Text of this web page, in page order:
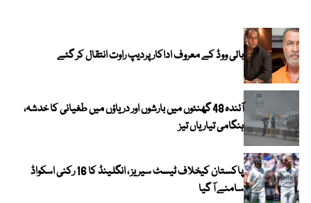
بالی ووڈ کے معروف اداکار پردیپ راوت انتقال کر گئے
آئندہ 48 گھنٹوں میں بارشوں اور دریاؤں میں طغیانی کا خدشہ،
ہنگامی تیاریاں تیز
پاکستان کیخلاف ٹیسٹ سیریز ، انگلینڈ کا 16 رکنی اسکواڈ
سامنے آ گیا